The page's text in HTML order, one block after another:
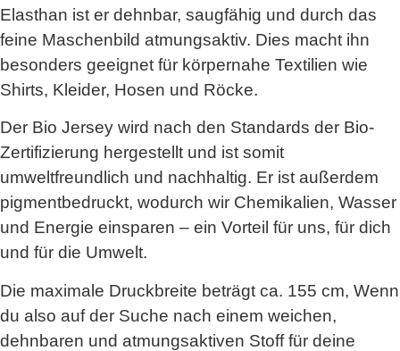
Elasthan ist er dehnbar, saugfähig und durch das
feine Maschenbild atmungsaktiv. Dies macht ihn
besonders geeignet für körpernahe Textilien wie
Shirts, Kleider, Hosen und Röcke.
Der Bio Jersey wird nach den Standards der Bio-
Zertifizierung hergestellt und ist somit
umweltfreundlich und nachhaltig. Er ist außerdem
pigmentbedruckt, wodurch wir Chemikalien, Wasser
und Energie einsparen – ein Vorteil für uns, für dich
und für die Umwelt.
Die maximale Druckbreite beträgt ca. 155 cm, Wenn
du also auf der Suche nach einem weichen,
dehnbaren und atmungsaktiven Stoff für deine